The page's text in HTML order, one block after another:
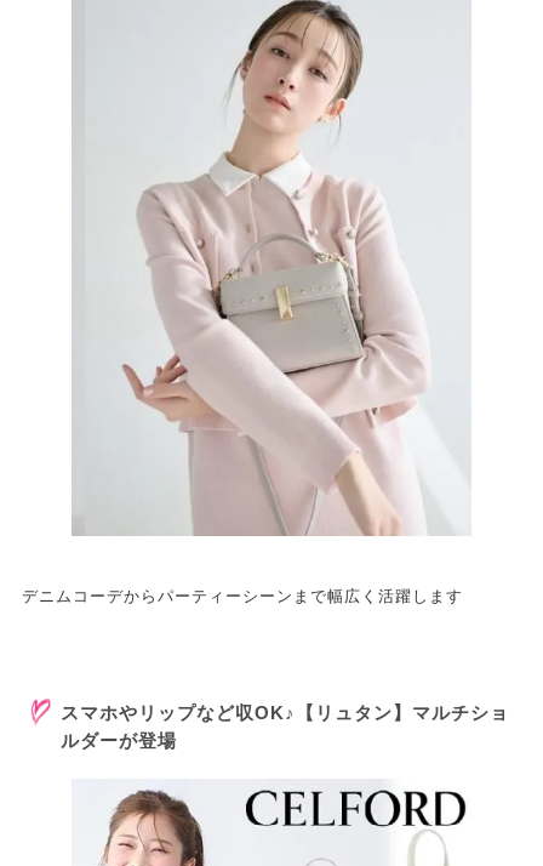
デニムコーデからパーティーシーンまで幅広く活躍します
スマホやリップなど収OK♪【リュタン】マルチショ
ルダーが登場